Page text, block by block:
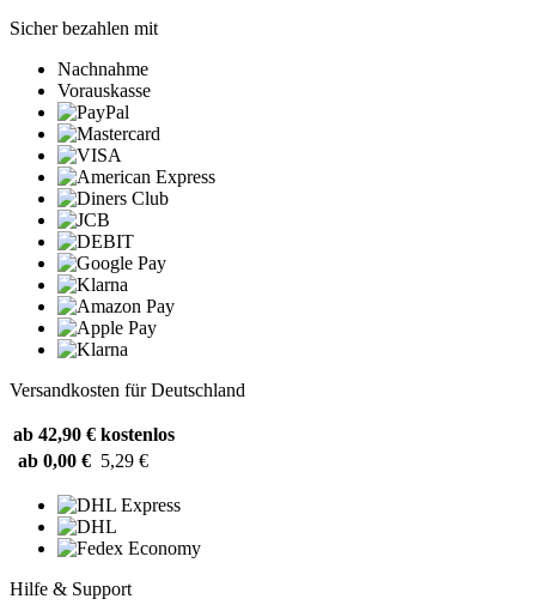
Sicher bezahlen mit
Nachnahme
Vorauskasse
Versandkosten für Deutschland
ab 42,90 € kostenlos
ab 0,00 € 5,29 €
Hilfe & Support